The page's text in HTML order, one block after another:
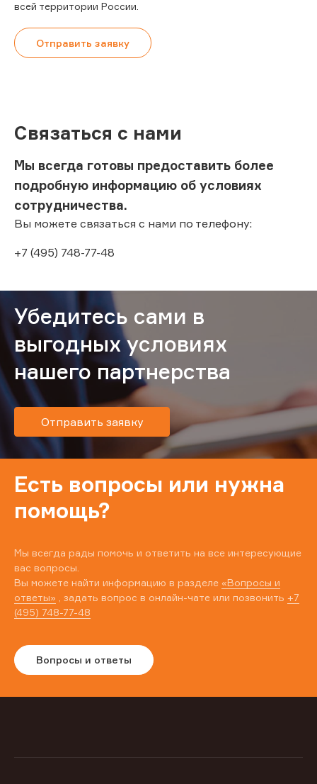
всей территории России.
Отправить заявку
Связаться с нами
Мы всегда готовы предоставить более
подробную информацию об условиях
сотрудничества.
Вы можете связаться с нами по телефону:
+7 (495) 748-77-48
Убедитесь сами в
выгодных условиях
нашего партнерства
Отправить заявку
Есть вопросы или нужна
помощь?
Мы всегда рады помочь и ответить на все интересующие
вас вопросы.
Вы можете найти информацию в разделе «Вопросы и
ответы» , задать вопрос в онлайн-чате или позвонить +7
(495) 748-77-48
Вопросы и ответы